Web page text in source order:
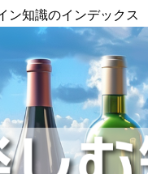
ン知識のインデックス